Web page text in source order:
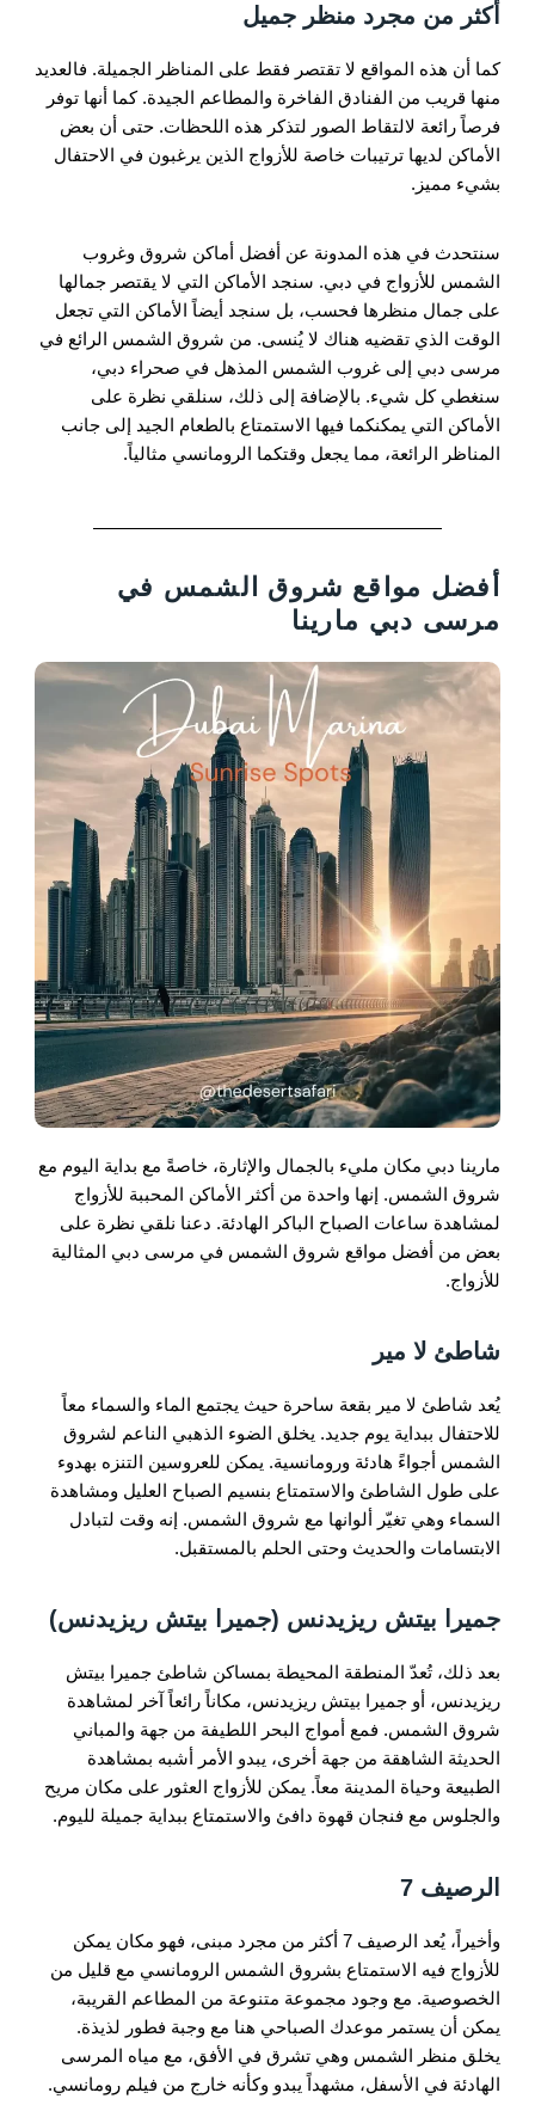
أكثر من مجرد منظر جميل
كما أن هذه المواقع لا تقتصر فقط على المناظر الجميلة. فالعديد
منها قريب من الفنادق الفاخرة والمطاعم الجيدة. كما أنها توفر
فرصاً رائعة لالتقاط الصور لتذكر هذه اللحظات. حتى أن بعض
الأماكن لديها ترتيبات خاصة للأزواج الذين يرغبون في الاحتفال
بشيء مميز.
سنتحدث في هذه المدونة عن أفضل أماكن شروق وغروب
الشمس للأزواج في دبي. سنجد الأماكن التي لا يقتصر جمالها
على جمال منظرها فحسب، بل سنجد أيضاً الأماكن التي تجعل
الوقت الذي تقضيه هناك لا يُنسى. من شروق الشمس الرائع في
مرسى دبي إلى غروب الشمس المذهل في صحراء دبي،
سنغطي كل شيء. بالإضافة إلى ذلك، سنلقي نظرة على
الأماكن التي يمكنكما فيها الاستمتاع بالطعام الجيد إلى جانب
المناظر الرائعة، مما يجعل وقتكما الرومانسي مثالياً.
أفضل مواقع شروق الشمس في
مرسى دبي مارينا
مارينا دبي مكان مليء بالجمال والإثارة، خاصةً مع بداية اليوم مع
شروق الشمس. إنها واحدة من أكثر الأماكن المحببة للأزواج
لمشاهدة ساعات الصباح الباكر الهادئة. دعنا نلقي نظرة على
بعض من أفضل مواقع شروق الشمس في مرسى دبي المثالية
للأزواج.
شاطئ لا مير
يُعد شاطئ لا مير بقعة ساحرة حيث يجتمع الماء والسماء معاً
للاحتفال ببداية يوم جديد. يخلق الضوء الذهبي الناعم لشروق
الشمس أجواءً هادئة ورومانسية. يمكن للعروسين التنزه بهدوء
على طول الشاطئ والاستمتاع بنسيم الصباح العليل ومشاهدة
السماء وهي تغيّر ألوانها مع شروق الشمس. إنه وقت لتبادل
الابتسامات والحديث وحتى الحلم بالمستقبل.
جميرا بيتش ريزيدنس (جميرا بيتش ريزيدنس)
بعد ذلك، تُعدّ المنطقة المحيطة بمساكن شاطئ جميرا بيتش
ريزيدنس، أو جميرا بيتش ريزيدنس، مكاناً رائعاً آخر لمشاهدة
شروق الشمس. فمع أمواج البحر اللطيفة من جهة والمباني
الحديثة الشاهقة من جهة أخرى، يبدو الأمر أشبه بمشاهدة
الطبيعة وحياة المدينة معاً. يمكن للأزواج العثور على مكان مريح
والجلوس مع فنجان قهوة دافئ والاستمتاع ببداية جميلة لليوم.
الرصيف 7
وأخيراً، يُعد الرصيف 7 أكثر من مجرد مبنى، فهو مكان يمكن
للأزواج فيه الاستمتاع بشروق الشمس الرومانسي مع قليل من
الخصوصية. مع وجود مجموعة متنوعة من المطاعم القريبة،
يمكن أن يستمر موعدك الصباحي هنا مع وجبة فطور لذيذة.
يخلق منظر الشمس وهي تشرق في الأفق، مع مياه المرسى
الهادئة في الأسفل، مشهداً يبدو وكأنه خارج من فيلم رومانسي.